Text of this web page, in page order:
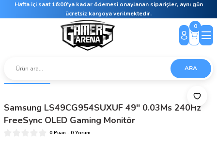
Hafta içi saat 16:00’ya kadar ödemesi onaylanan siparişler, aynı gün
ücretsiz kargoya verilmektedir.
ARA
0
Samsung LS49CG954SUXUF 49'' 0.03Ms 240Hz
FreeSync OLED Gaming Monitör
0 Puan - 0 Yorum